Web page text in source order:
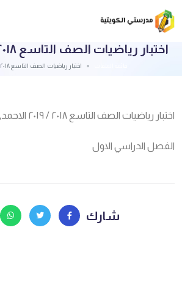
اختبار رياضيات الصف التاسع ٢٠١٨ / ٢٠١٩ الاحمدي
اختبار رياضيات الصف التاسع ٢٠١٨ / ٢٠١٩ الاحمدي
اختبار رياضيات الصف التاسع ٢٠١٨ / ٢٠١٩ الاحمدي
الفصل الدراسي الاول
شارك